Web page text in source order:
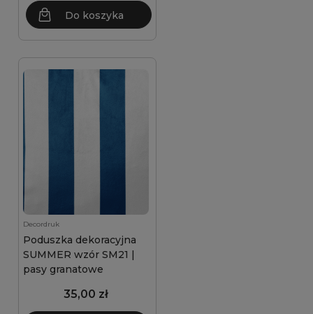
Do koszyka
Decordruk
Poduszka dekoracyjna
SUMMER wzór SM21 |
pasy granatowe
35,00 zł